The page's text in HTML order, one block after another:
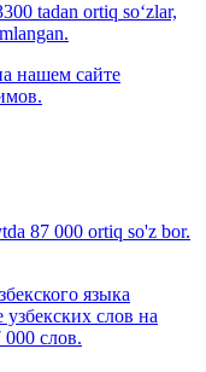
tadan ortiq so‘zlar,
нашем сайте
87 000 ortiq so'z bor.
языка
слов на
слов.